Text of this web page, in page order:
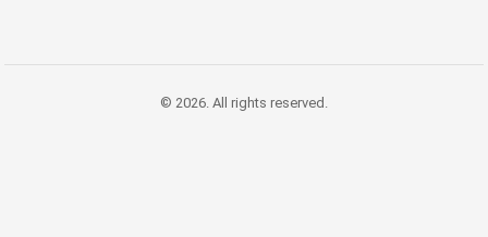
© 2026. All rights reserved.